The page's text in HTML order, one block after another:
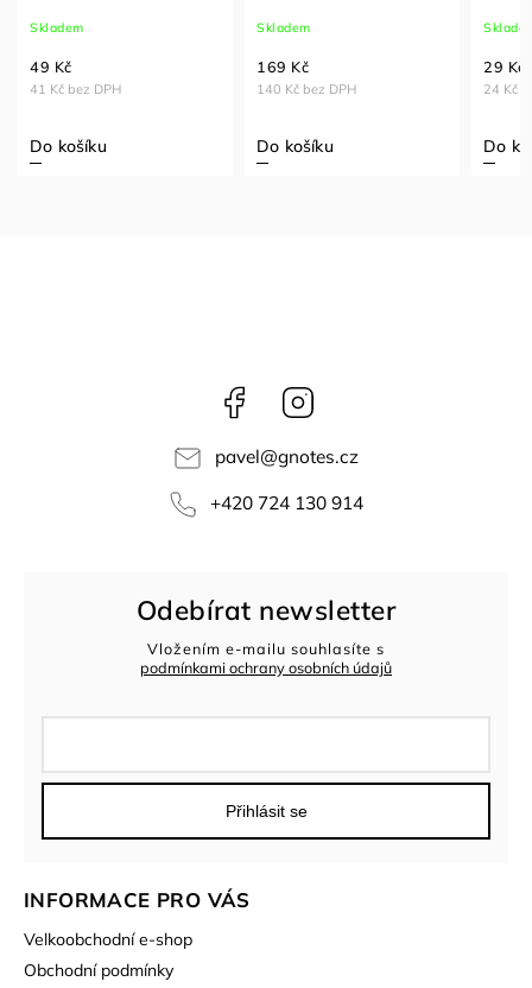
Skladem
41 Kč bez DPH
49 Kč
Do košíku
Skladem
140 Kč bez DPH
169 Kč
Do košíku
24 Kč
29 Kč
Do
Facebook
pavel@gnotes.cz
+420 724 130 914
INFORMACE PRO VÁS
Velkoobchodní e-shop
Obchodní podmínky
Odebírat newsletter
Vložením e-mailu souhlasíte s
podmínkami ochrany osobních údajů
Přihlásit se